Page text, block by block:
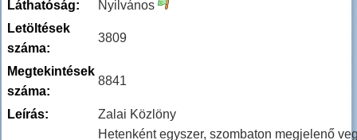
Láthatóság:
Nyilvános
Letöltések
száma:
3809
Megtekintések
száma:
8841
Leírás:
Zalai Közlöny
Hetenként egyszer, szombaton megjelenő